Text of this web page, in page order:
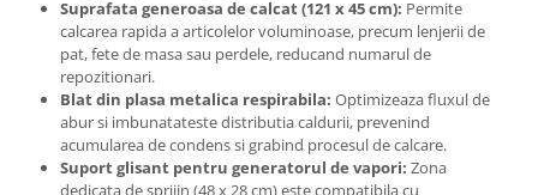
Suprafata generoasa de calcat (121 x 45 cm): Permite
calcarea rapida a articolelor voluminoase, precum lenjerii de
pat, fete de masa sau perdele, reducand numarul de
repozitionari.
Blat din plasa metalica respirabila: Optimizeaza fluxul de
abur si imbunatateste distributia caldurii, prevenind
acumularea de condens si grabind procesul de calcare.
Suport glisant pentru generatorul de vapori: Zona
dedicata de sprijin (48 x 28 cm) este compatibila cu